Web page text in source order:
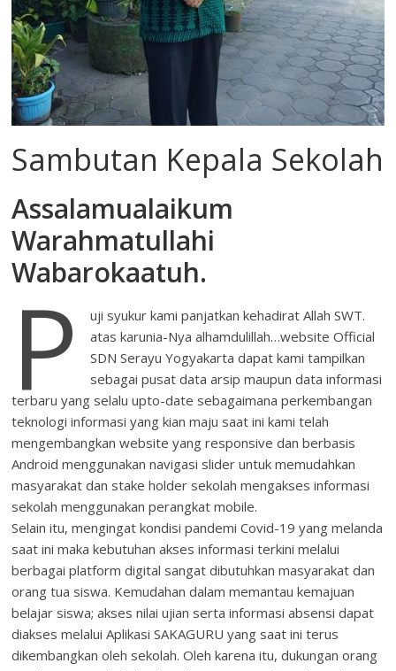
Sambutan Kepala Sekolah
Assalamualaikum
Warahmatullahi
Wabarokaatuh.
P
uji syukur kami panjatkan kehadirat Allah SWT.
atas karunia-Nya alhamdulillah…website Official
SDN Serayu Yogyakarta dapat kami tampilkan
sebagai pusat data arsip maupun data informasi
terbaru yang selalu upto-date sebagaimana perkembangan
teknologi informasi yang kian maju saat ini kami telah
mengembangkan website yang responsive dan berbasis
Android menggunakan navigasi slider untuk memudahkan
masyarakat dan stake holder sekolah mengakses informasi
sekolah menggunakan perangkat mobile.
Selain itu, mengingat kondisi pandemi Covid-19 yang melanda
saat ini maka kebutuhan akses informasi terkini melalui
berbagai platform digital sangat dibutuhkan masyarakat dan
orang tua siswa. Kemudahan dalam memantau kemajuan
belajar siswa; akses nilai ujian serta informasi absensi dapat
diakses melalui Aplikasi SAKAGURU yang saat ini terus
dikembangkan oleh sekolah. Oleh karena itu, dukungan orang